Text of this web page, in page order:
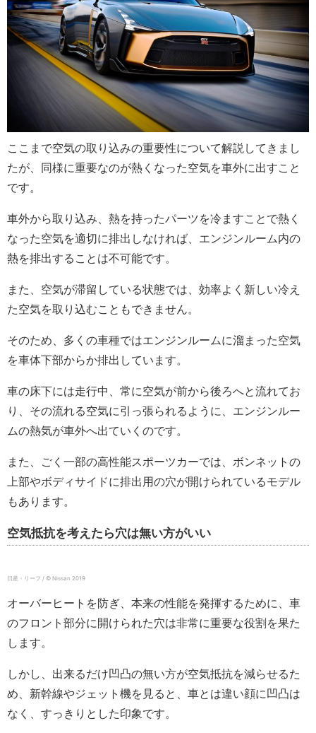
ここまで空気の取り込みの重要性について解説してきまし
たが、同様に重要なのが熱くなった空気を車外に出すこと
です。
車外から取り込み、熱を持ったパーツを冷ますことで熱く
なった空気を適切に排出しなければ、エンジンルーム内の
熱を排出することは不可能です。
また、空気が滞留している状態では、効率よく新しい冷え
た空気を取り込むこともできません。
そのため、多くの車種ではエンジンルームに溜まった空気
を車体下部からか排出しています。
車の床下には走行中、常に空気が前から後ろへと流れてお
り、その流れる空気に引っ張られるように、エンジンルー
ムの熱気が車外へ出ていくのです。
また、ごく一部の高性能スポーツカーでは、ボンネットの
上部やボディサイドに排出用の穴が開けられているモデル
もあります。
空気抵抗を考えたら穴は無い方がいい
日産・リーフ / © Nissan 2019
オーバーヒートを防ぎ、本来の性能を発揮するために、車
のフロント部分に開けられた穴は非常に重要な役割を果た
します。
しかし、出来るだけ凹凸の無い方が空気抵抗を減らせるた
め、新幹線やジェット機を見ると、車とは違い顔に凹凸は
なく、すっきりとした印象です。